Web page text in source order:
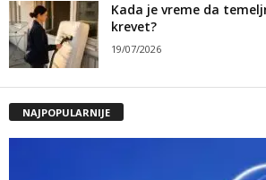
Kada je vreme da
krevet?
19/07/2026
NAJPOPULARNIJE